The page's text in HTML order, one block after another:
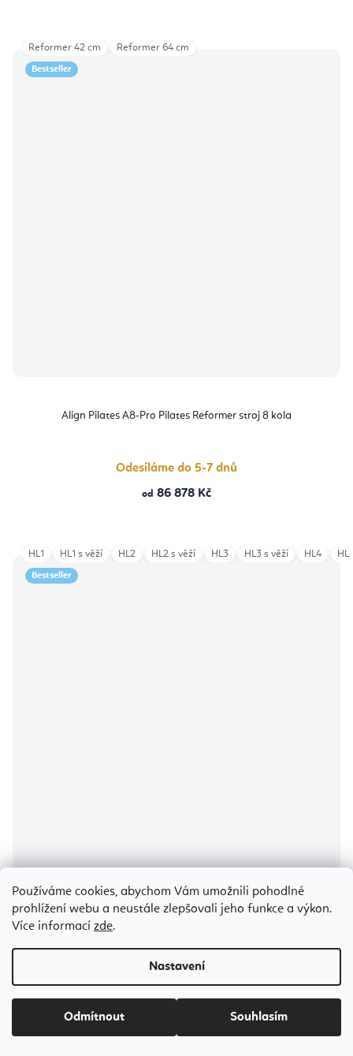
Používáme cookies, abychom Vám umožnili pohodlné
prohlížení webu a neustále zlepšovali jeho funkce a výkon.
Více informací zde.
Nastavení
Odmítnout Souhlasím
Bestseller
Align Pilates A8-Pro Pilates Reformer stroj 8 kola
Odesíláme do 5-7 dnů
od 86 878 Kč
Reformer 42 cm Reformer 64 cm
Bestseller
Elina Pilates Aluminium Reformer - hliníkový reformer 4 výšky a věž
od70 301 Kč
HL1 HL1 s věží HL2 HL2 s věží HL3 HL3 s věží HL4